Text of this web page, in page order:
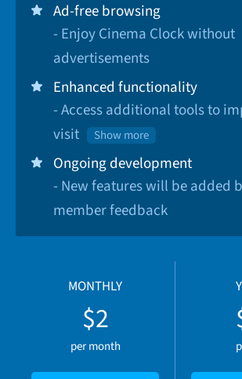
Ad-free browsing
- Enjoy Cinema Clock without
advertisements
Enhanced functionality
- Access additional tools to
visit
Show more
Ongoing development
- New features will be added
member feedback
MONTHLY
$2
per month